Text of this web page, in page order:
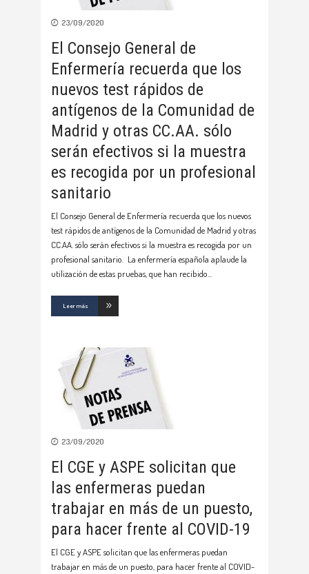
23/09/2020
El Consejo General de
Enfermería recuerda que los
nuevos test rápidos de
antígenos de la Comunidad de
Madrid y otras CC.AA. sólo
serán efectivos si la muestra
es recogida por un profesional
sanitario
El Consejo General de Enfermería recuerda que los nuevos
test rápidos de antígenos de la Comunidad de Madrid y otras
CC.AA. sólo serán efectivos si la muestra es recogida por un
profesional sanitario. La enfermería española aplaude la
utilización de estas pruebas, que han recibido
Leer más
23/09/2020
El CGE y ASPE solicitan que
las enfermeras puedan
trabajar en más de un puesto,
para hacer frente al COVID-19
El CGE y ASPE solicitan que las enfermeras puedan
trabajar en más de un puesto, para hacer frente al COVID-